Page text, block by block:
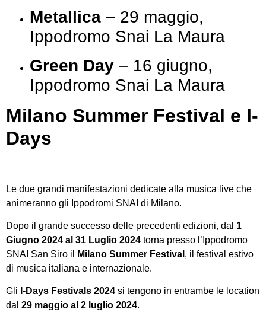
Metallica – 29 maggio,
Ippodromo Snai La Maura
Green Day – 16 giugno,
Ippodromo Snai La Maura
Milano Summer Festival e I-
Days
Le due grandi manifestazioni dedicate alla musica live che
animeranno gli Ippodromi SNAI di Milano.
Dopo il grande successo delle precedenti edizioni, dal 1
Giugno 2024 al 31 Luglio 2024 torna presso l’Ippodromo
SNAI San Siro il
Milano Summer Festival , il festival estivo
di musica italiana e internazionale.
Gli I-Days Festivals 2024 si tengono in entrambe le location
dal 29 maggio al 2 luglio 2024.